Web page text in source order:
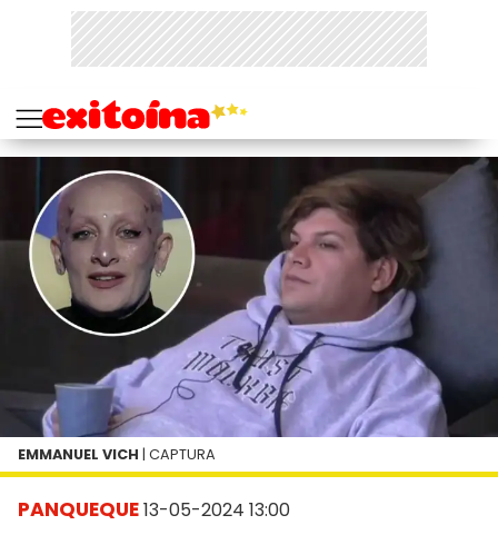
PANQUEQUE13-05-2024 13:00
EMMANUEL VICH | CAPTURA